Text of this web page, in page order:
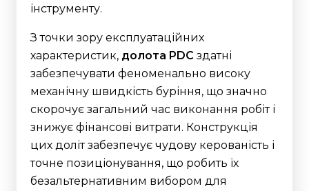
інструменту.
З точки зору експлуатаційних
характеристик, долота PDC здатні
забезпечувати феноменально високу
механічну швидкість буріння, що значно
скорочує загальний час виконання робіт і
знижує фінансові витрати. Конструкція
цих доліт забезпечує чудову керованість і
точне позиціонування, що робить їх
безальтернативним вибором для